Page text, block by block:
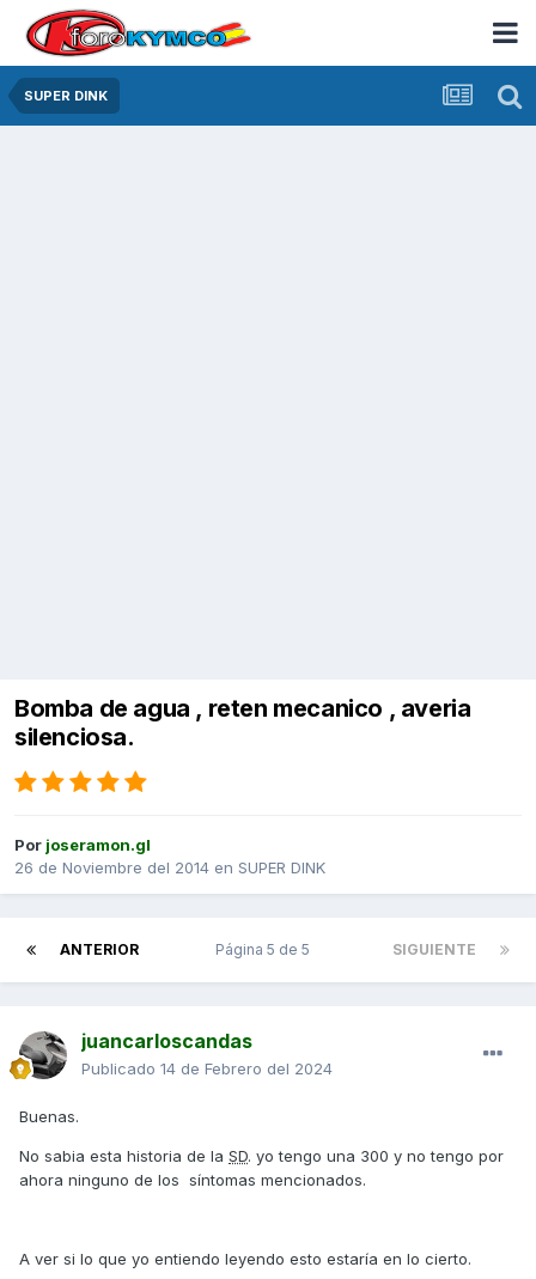
SUPER DINK
Bomba de agua , reten mecanico , averia
silenciosa.
Por joseramon.gl
26 de Noviembre del 2014 en SUPER DINK
ANTERIOR SIGUIENTE
Página 5 de 5
juancarloscandas
Publicado 14 de Febrero del 2024
Buenas.
No sabia esta historia de la SD. yo tengo una 300 y no tengo por
ahora ninguno de los síntomas mencionados.
A ver si lo que yo entiendo leyendo esto estaría en lo cierto.